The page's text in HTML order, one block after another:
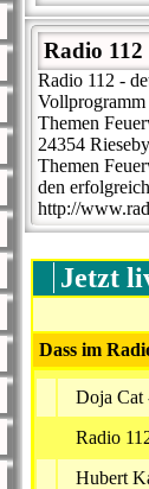
Radio 112
Radio 112 -
Themen
24354
Themen
den
http://
Jetzt
Dass im
Doja Cat
Radio
Hubert